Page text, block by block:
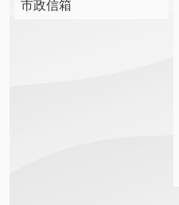
市政信箱